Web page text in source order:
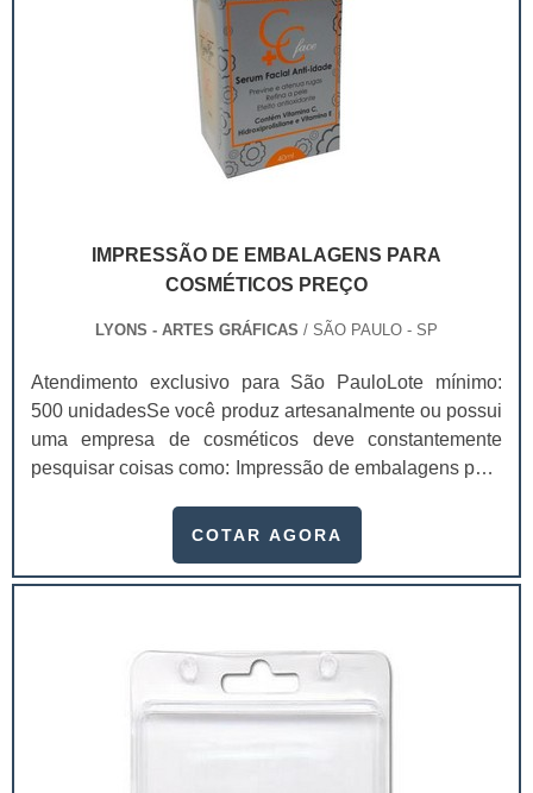
IMPRESSÃO DE EMBALAGENS PARA
COSMÉTICOS PREÇO
LYONS - ARTES GRÁFICAS / SÃO PAULO - SP
Atendimento exclusivo para São PauloLote mínimo:
500 unidadesSe você produz artesanalmente ou possui
uma empresa de cosméticos deve constantemente
pesquisar coisas como: Impressão de embalagens para
um investimento necessário para quem está no
extremamente competitivo, assim, as embalagens
COTAR AGORA